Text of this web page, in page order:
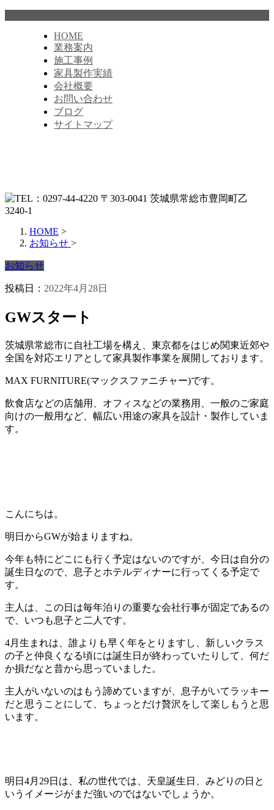
HOME
業務案内
施工事例
家具製作実績
会社概要
お問い合わせ
ブログ
サイトマップ
HOME >
お知らせ >
お知らせ
投稿日： 2022年4月28日
GWスタート
茨城県常総市に自社工場を構え、東京都をはじめ関東近郊や
全国を対応エリアとして家具製作事業を展開しております。
MAX FURNITURE(マックスファニチャー)です。
飲食店などの店舗用、オフィスなどの業務用、一般のご家庭
向けの一般用など、幅広い用途の家具を設計・製作していま
す。
こんにちは。
明日からGWが始まりますね。
今年も特にどこにも行く予定はないのですが、今日は自分の
誕生日なので、息子とホテルディナーに行ってくる予定で
す。
主人は、この日は毎年泊りの重要な会社行事が固定であるの
で、いつも息子と二人です。
4月生まれは、誰よりも早く年をとりますし、新しいクラス
の子と仲良くなる頃には誕生日が終わっていたりして、何だ
か損だなと昔から思っていました。
主人がいないのはもう諦めていますが、息子がいてラッキー
だと思うことにして、ちょっとだけ贅沢をして楽しもうと思
います。
明日4月29日は、私の世代では、天皇誕生日、みどりの日と
いうイメージがまだ強いのではないでしょうか。